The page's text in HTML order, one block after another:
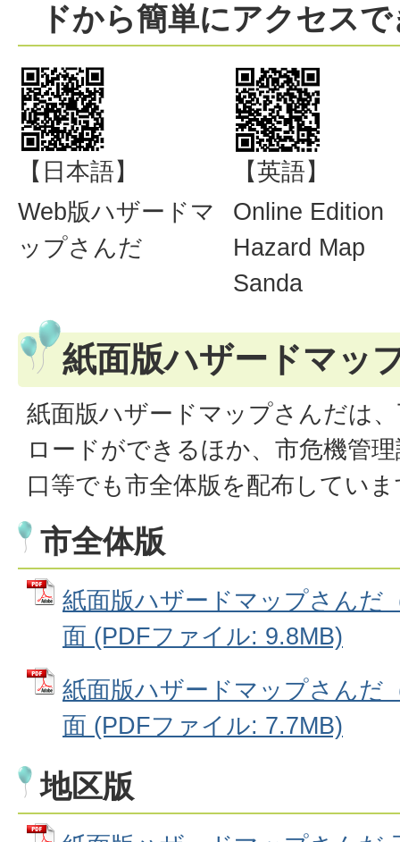
ドから簡単にアクセス
【日本語】
Web版ハザードマ
ップさんだ
【英語】
Online Edition
Hazard Map
Sanda
紙面版ハザードマッ
紙面版ハザードマップさんだは
ロードができるほか、市危機管
口等でも市全体版を配布してい
市全体版
紙面版ハザードマップさんだ
面 (PDFファイル: 9.8MB)
紙面版ハザードマップさんだ
面 (PDFファイル: 7.7MB)
地区版